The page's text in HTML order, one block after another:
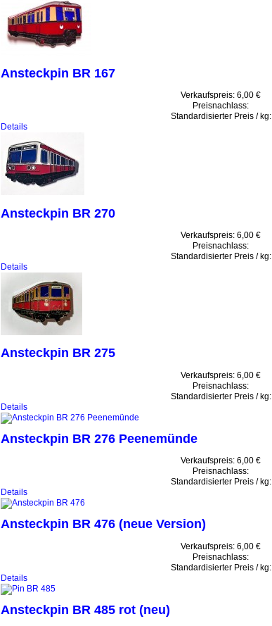
Ansteckpin BR 167
Verkaufspreis: 6,00 €
Preisnachlass:
Standardisierter Preis / kg:
Details
Ansteckpin BR 270
Verkaufspreis: 6,00 €
Preisnachlass:
Standardisierter Preis / kg:
Details
Ansteckpin BR 275
Verkaufspreis: 6,00 €
Preisnachlass:
Standardisierter Preis / kg:
Details
Ansteckpin BR 276 Peenemünde
Verkaufspreis: 6,00 €
Preisnachlass:
Standardisierter Preis / kg:
Details
Ansteckpin BR 476 (neue Version)
Verkaufspreis: 6,00 €
Preisnachlass:
Standardisierter Preis / kg:
Details
Ansteckpin BR 485 rot (neu)